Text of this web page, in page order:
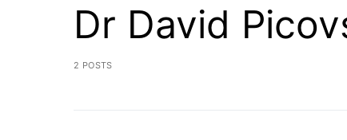
Dr David
2 POSTS